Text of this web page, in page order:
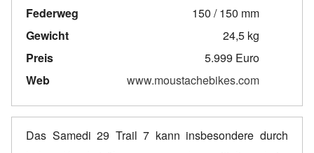
Federweg
150 / 150 mm
Gewicht
24,5 kg
Preis
5.999 Euro
Web
www.moustachebikes.com
Das Samedi 29 Trail 7 kann insbesondere durch